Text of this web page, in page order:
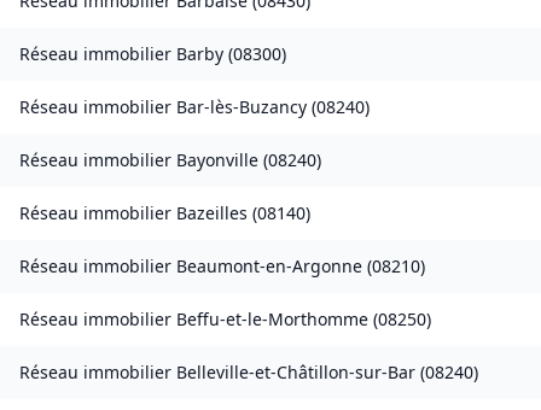
Réseau immobilier Barby (08300)
Réseau immobilier Bar-lès-Buzancy (08240)
Réseau immobilier Bayonville (08240)
Réseau immobilier Bazeilles (08140)
Réseau immobilier Beaumont-en-Argonne (08210)
Réseau immobilier Beffu-et-le-Morthomme (08250)
Réseau immobilier Belleville-et-Châtillon-sur-Bar (08240)